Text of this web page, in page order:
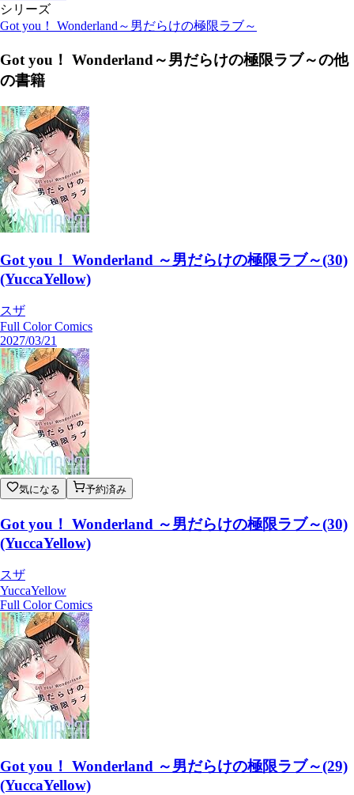
シリーズ
Got you！ Wonderland～男だらけの極限ラブ～
Got you！ Wonderland～男だらけの極限ラブ～の他
の書籍
Got you！ Wonderland ～男だらけの極限ラブ～(30)
(YuccaYellow)
スザ
Full Color Comics
2027/03/21
気になる 予約済み
Got you！ Wonderland ～男だらけの極限ラブ～(30)
(YuccaYellow)
スザ
YuccaYellow
Full Color Comics
Got you！ Wonderland ～男だらけの極限ラブ～(29)
(YuccaYellow)